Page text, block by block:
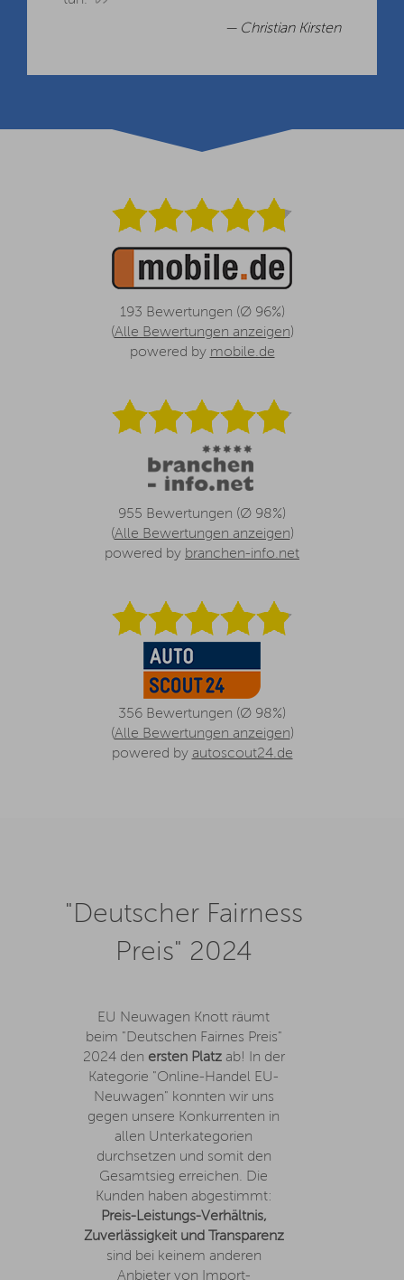
— Christian Kirsten
193 Bewertungen (Ø 96%)
(Alle Bewertungen anzeigen)
powered by mobile.de
955 Bewertungen (Ø 98%)
(Alle Bewertungen anzeigen)
powered by branchen-info.net
356 Bewertungen (Ø 98%)
(Alle Bewertungen anzeigen)
powered by autoscout24.de
"Deutscher Fairness
Preis" 2024
EU Neuwagen Knott räumt
beim "Deutschen Fairnes Preis"
2024 den ersten Platzab! In der
Kategorie "Online-Handel EU-
Neuwagen" konnten wir uns
gegen unsere Konkurrenten in
allen Unterkategorien
durchsetzen und somit den
Gesamtsieg erreichen. Die
Kunden haben abgestimmt:
Preis-Leistungs-Verhältnis,
Zuverlässigkeit und Transparenz
sind bei keinem anderen
Anbieter von Import-